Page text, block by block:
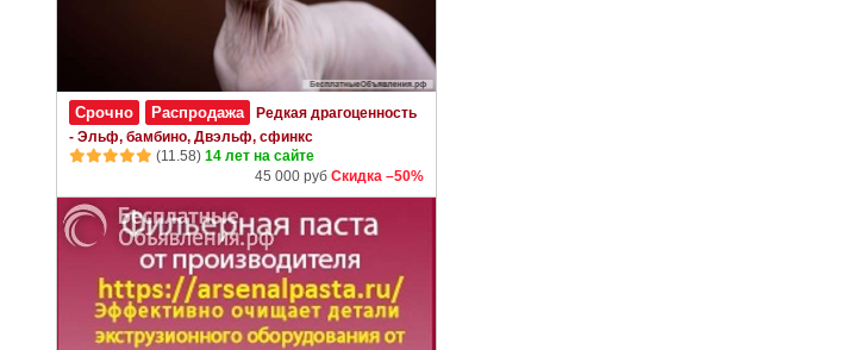
Срочно Распродажа
Редкая драгоценность
- Эльф, бамбино, Двэльф, сфинкс
(11.58) 14 лет на сайте
45 000 руб Скидка –50%